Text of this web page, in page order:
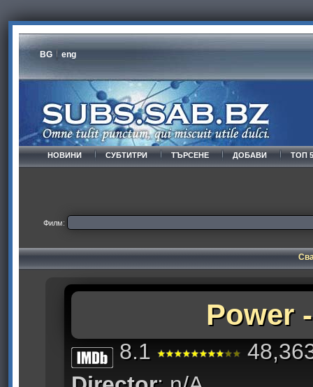
BG eng
НОВИНИ СУБТИТРИ ТЪРСЕНЕ ДОБАВИ ТОП
Филм:
Power
8.1